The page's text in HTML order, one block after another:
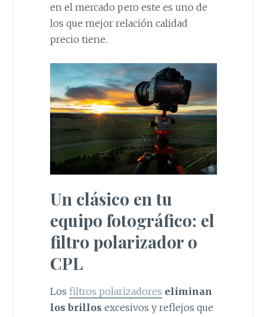
en el mercado pero este es uno de
los que mejor relación calidad
precio tiene.
Un clásico en tu
equipo fotográfico: el
filtro polarizador o
CPL
Los filtros polarizadores eliminan
los brillos excesivos y reflejos que